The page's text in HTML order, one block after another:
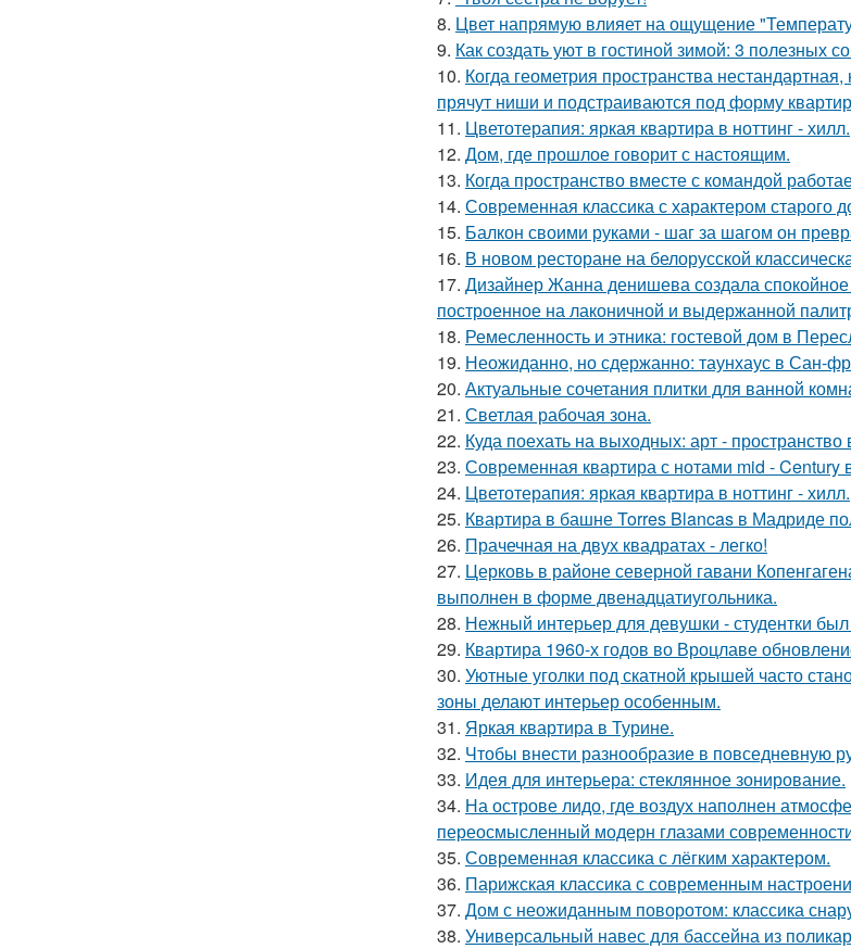
8. Цвет напрямую влияет на ощущение
9. Как создать уют в гостиной зимой: 3 полезных
10. Когда геометрия пространства
прячут ниши и подстраиваются под форму
11. Цветотерапия: яркая квартира в ноттинг - хилл.
12. Дом, где прошлое говорит с настоящим.
13. Когда пространство вместе с командой
14. Современная классика с характером старого
15. Балкон своими руками - шаг за шагом он
16. В новом ресторане на белорусской
17. Дизайнер Жанна денишева создала
построенное на лаконичной и выдержанной
18. Ремесленность и этника: гостевой дом в
19. Неожиданно, но сдержанно: таунхаус в Сан-
20. Актуальные сочетания плитки для ванной
21. Светлая рабочая зона.
22. Куда поехать на выходных: арт -
23. Современная квартира с нотами mid - Century
24. Цветотерапия: яркая квартира в ноттинг - хилл.
25. Квартира в башне Torres Blancas в Мадриде
26. Прачечная на двух квадратах - легко!
27. Церковь в районе северной гавани
выполнен в форме двенадцатиугольника.
28. Нежный интерьер для девушки - студентки
29. Квартира 1960-х годов во Вроцлаве
30. Уютные уголки под скатной крышей часто
зоны делают интерьер особенным.
31. Яркая квартира в Турине.
32. Чтобы внести разнообразие в повседневную
33. Идея для интерьера: стеклянное зонирование.
34. На острове лидо, где воздух наполнен
переосмысленный модерн глазами
35. Современная классика с лёгким характером.
36. Парижская классика с современным
37. Дом с неожиданным поворотом: классика
38. Универсальный навес для бассейна из